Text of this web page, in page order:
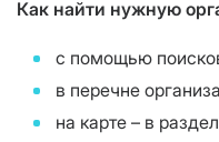
Как найти нужную
с помощью
в перечне
на карте – в